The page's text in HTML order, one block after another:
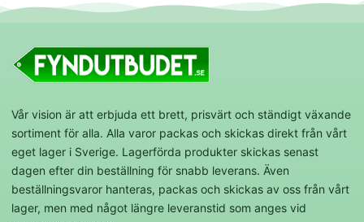
Vår vision är att erbjuda ett brett, prisvärt och ständigt växande
sortiment för alla. Alla varor packas och skickas direkt från vårt
eget lager i Sverige. Lagerförda produkter skickas senast
dagen efter din beställning för snabb leverans. Även
beställningsvaror hanteras, packas och skickas av oss från vårt
lager, men med något längre leveranstid som anges vid